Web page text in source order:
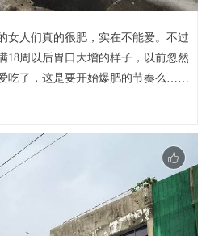
女人们真的很肥，实在不能爱。不过
18周以后胃口大增的样子，以前忽然
吃了，这是要开始爆肥的节奏么……